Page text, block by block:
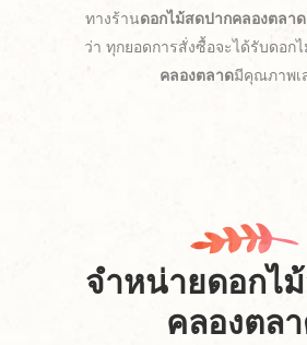
ทางร้านดอกไม้สดปากคลองตลาด
ว่า ทุกยอดการสั่งซื้อจะได้รับดอกไ
คลองตลาดมีคุณภาพเ
จำหน่ายดอกไ
คลองตล